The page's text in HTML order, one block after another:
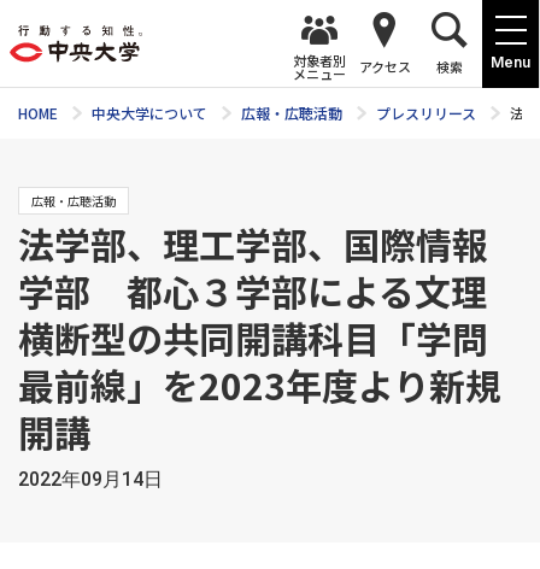
Menu
対象者別
メニュー アクセス 検索
HOME 中央大学について 広報・広聴活動 プレスリリース 法
広報・広聴活動
法学部、理工学部、国際情報
学部 都心３学部による文理
横断型の共同開講科目「学問
最前線」を2023年度より新規
開講
2022年09月14日